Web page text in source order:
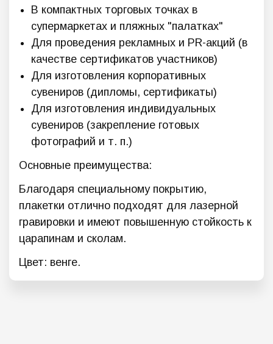
В компактных торговых точках в
супермаркетах и пляжных "палатках"
Для проведения рекламных и PR-акций (в
качестве сертификатов участников)
Для изготовления корпоративных
сувениров (дипломы, сертификаты)
Для изготовления индивидуальных
сувениров (закрепление готовых
фотографий и т. п.)
Основные преимущества:
Благодаря специальному покрытию,
плакетки отлично подходят для лазерной
гравировки и имеют повышенную стойкость к
царапинам и сколам.
Цвет: венге.